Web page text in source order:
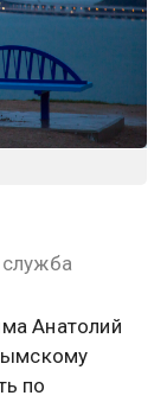
Анатолий
по